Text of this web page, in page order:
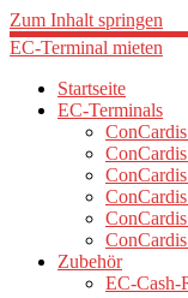
Zum Inhalt springen
EC-Terminal mieten
Startseite
EC-Terminals
Zubehör
EC-Cash-